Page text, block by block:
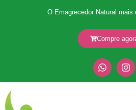
O Emagrecedor Natural mais
Compre